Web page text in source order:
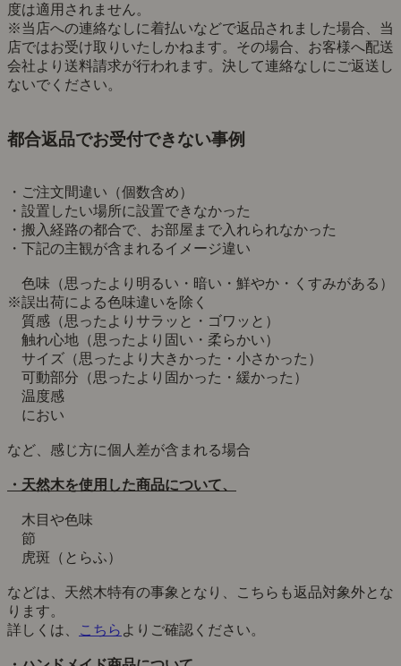
度は適用されません。
※当店への連絡なしに着払いなどで返品されました場合、当
店ではお受け取りいたしかねます。その場合、お客様へ配送
会社より送料請求が行われます。決して連絡なしにご返送し
ないでください。
都合返品でお受付できない事例
・ご注文間違い（個数含め）
・設置したい場所に設置できなかった
・搬入経路の都合で、お部屋まで入れられなかった
・下記の主観が含まれるイメージ違い
色味（思ったより明るい・暗い・鮮やか・くすみがある）
※誤出荷による色味違いを除く
質感（思ったよりサラッと・ゴワッと）
触れ心地（思ったより固い・柔らかい）
サイズ（思ったより大きかった・小さかった）
可動部分（思ったより固かった・緩かった）
温度感
におい
など、感じ方に個人差が含まれる場合
・天然木を使用した商品について、
木目や色味
節
虎斑（とらふ）
などは、天然木特有の事象となり、こちらも返品対象外とな
ります。
詳しくは、
こちら よりご確認ください。